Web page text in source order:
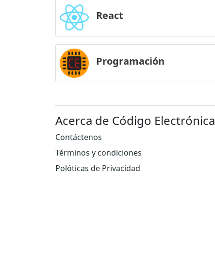
React
Programación
Acerca de Código Electrónica
Contáctenos
Términos y condiciones
Polóticas de Privacidad